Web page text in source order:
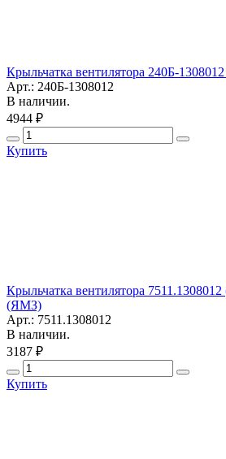
Крыльчатка вентилятора 240Б-
Арт.: 240Б-1308012
В наличии.
4944 ₽
Купить
Крыльчатка вентилятора
(ЯМЗ)
Арт.: 7511.1308012
В наличии.
3187 ₽
Купить